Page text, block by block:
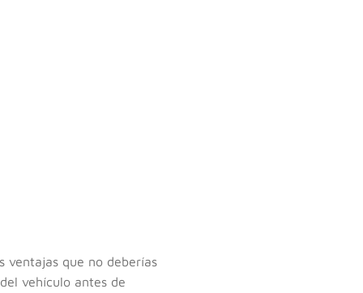
ventajas que no deberías
vehículo antes de